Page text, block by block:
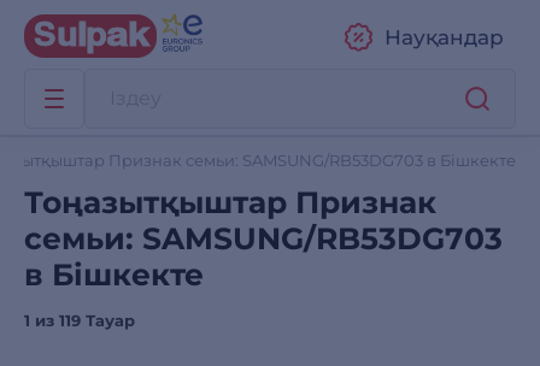
Науқандар
Признак семьи: SAMSUNG/RB53DG703 в Бішкекте
Тоңазытқыштар Признак
семьи: SAMSUNG/RB53DG703
в Бішкекте
1 из 119 Тауар